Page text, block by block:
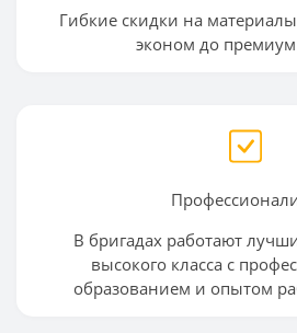
Гибкие скидки на
эконом до премиум
В бригадах работают
высокого класса с
образованием и опытом